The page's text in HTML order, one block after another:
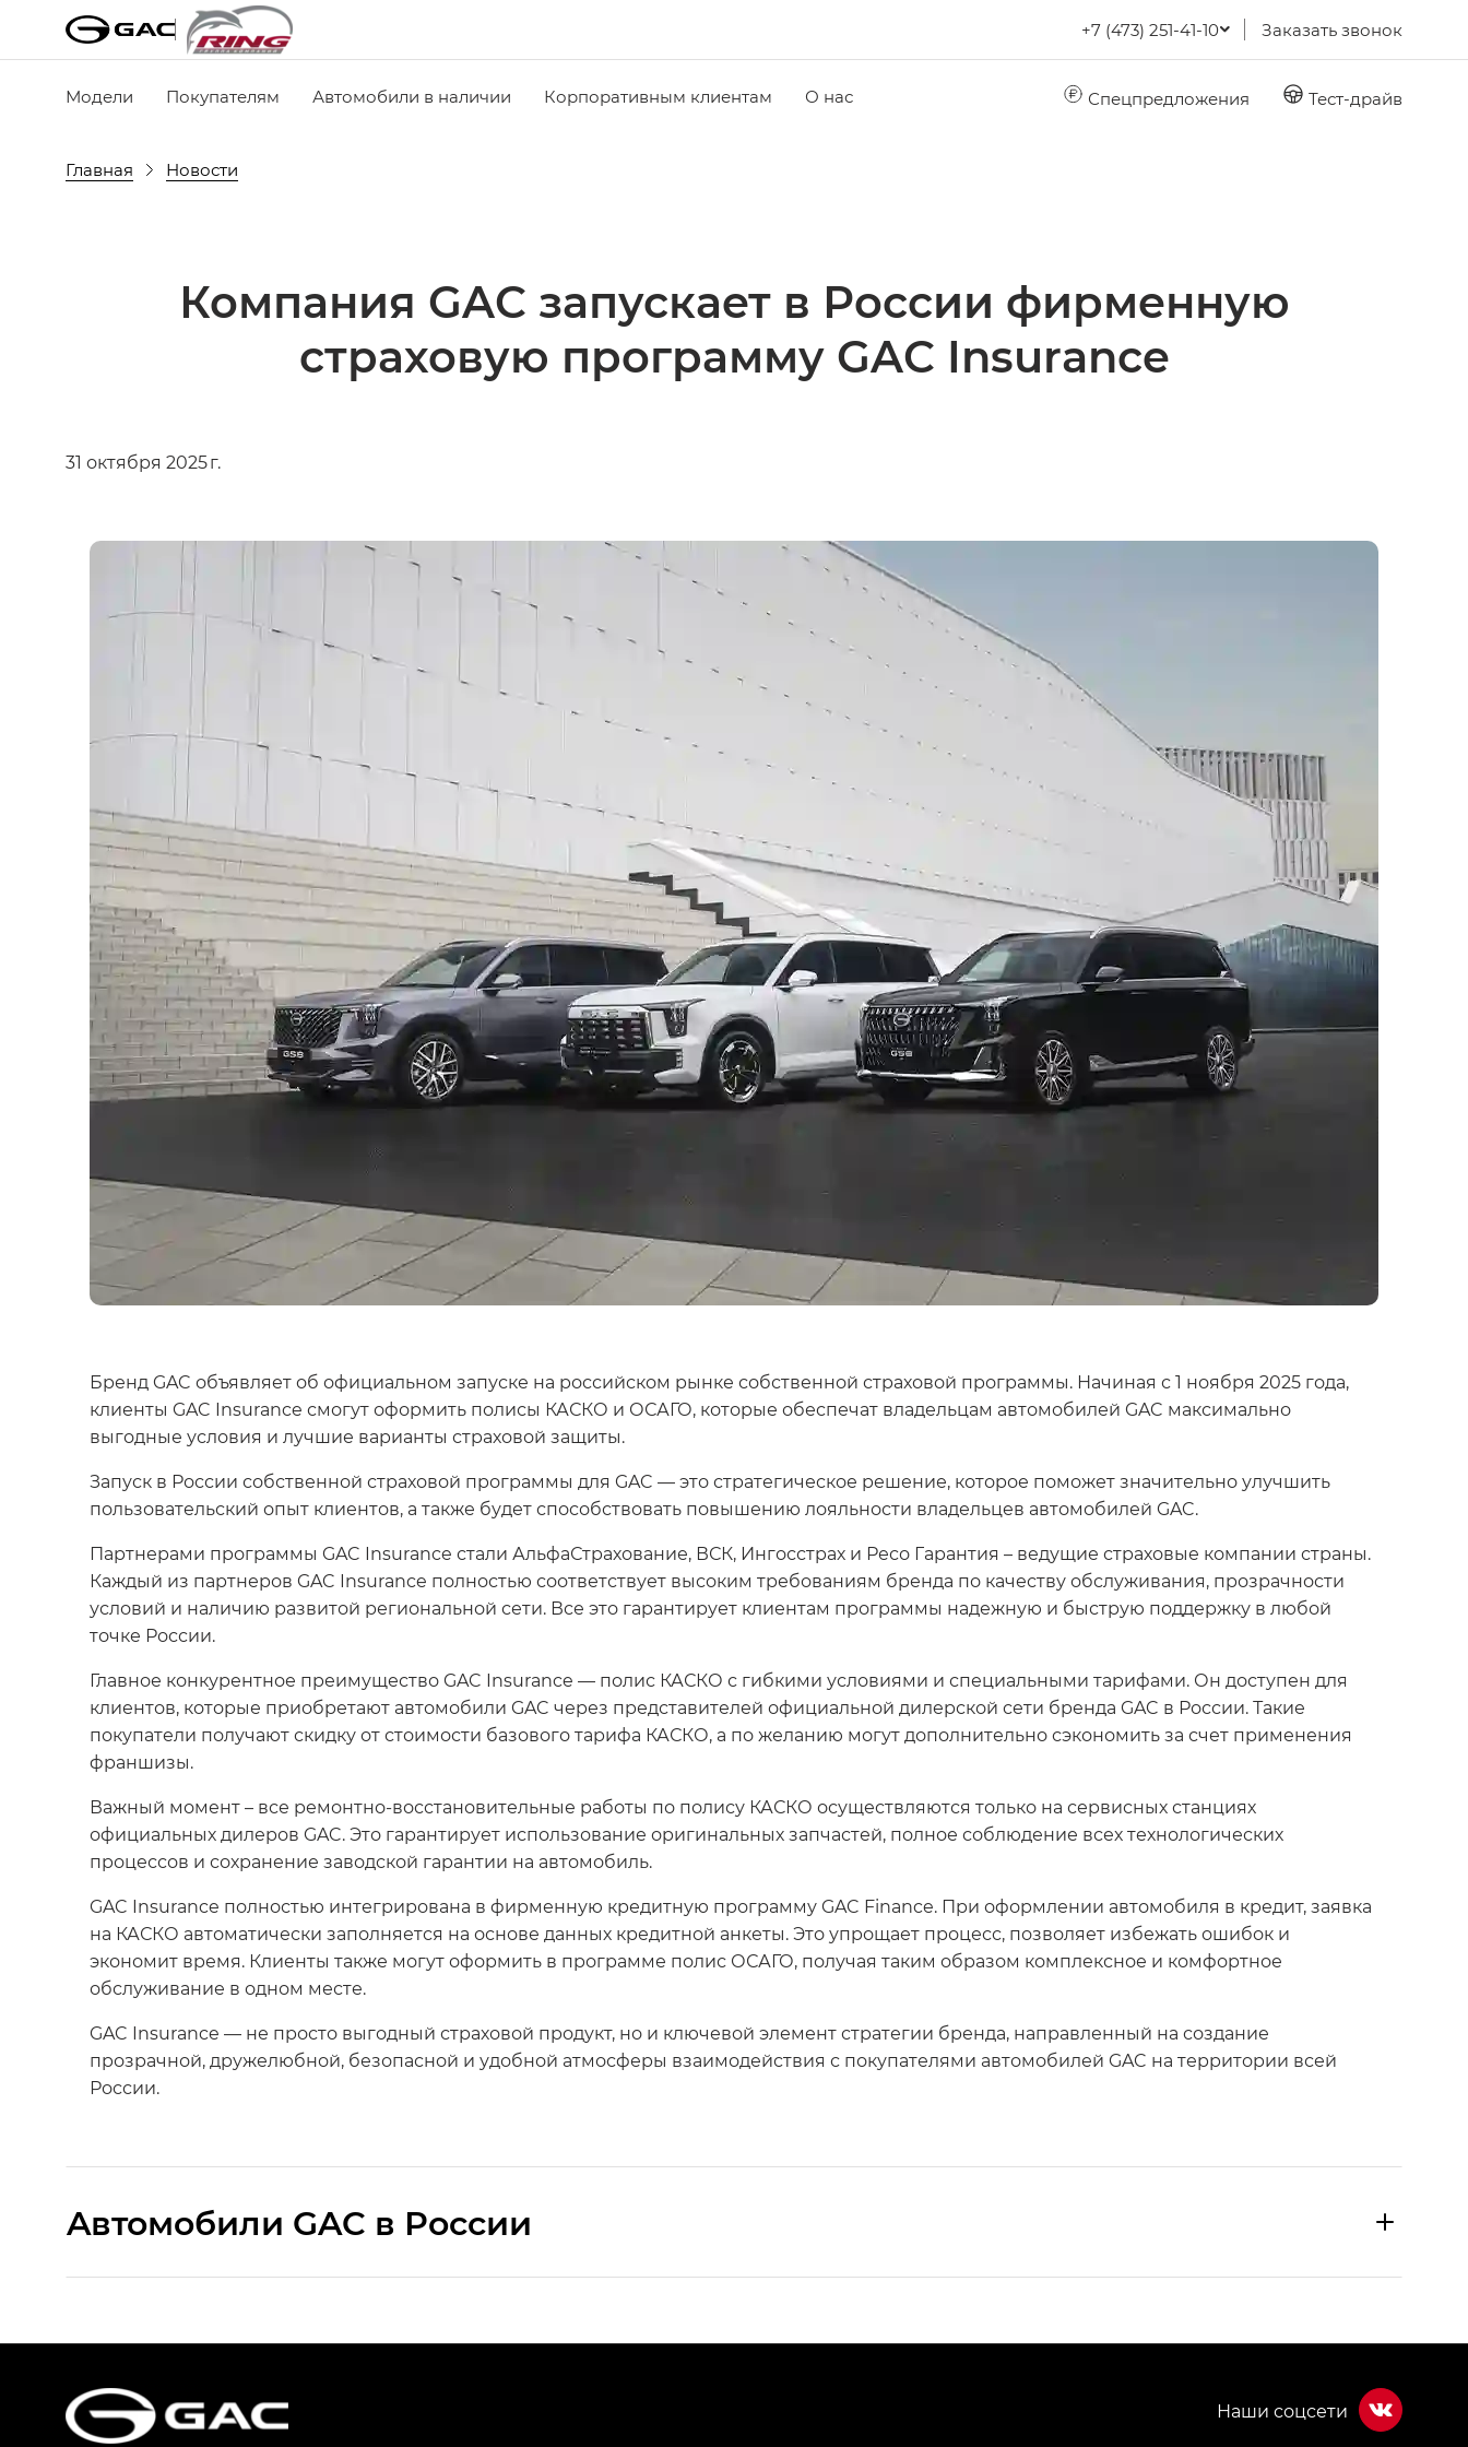
+7 (473) 251-41-10 Заказать звонок
Модели Покупателям Автомобили в наличии Корпоративным клиентам О нас Спецпредложения Тест-драйв
Главная Новости
Компания GAC запускает в России фирменную
страховую программу GAC Insurance
31 октября 2025 г.
Бренд GAC объявляет об официальном запуске на российском рынке собственной страховой программы. Начиная с 1 ноября 2025 года,
клиенты GAC Insurance смогут оформить полисы КАСКО и ОСАГО, которые обеспечат владельцам автомобилей GAC максимально
выгодные условия и лучшие варианты страховой защиты.
Запуск в России собственной страховой программы для GAC — это стратегическое решение, которое поможет значительно улучшить
пользовательский опыт клиентов, а также будет способствовать повышению лояльности владельцев автомобилей GAC.
Партнерами программы GAC Insurance стали АльфаСтрахование, ВСК, Ингосстрах и Ресо Гарантия – ведущие страховые компании страны.
Каждый из партнеров GAC Insurance полностью соответствует высоким требованиям бренда по качеству обслуживания, прозрачности
условий и наличию развитой региональной сети. Все это гарантирует клиентам программы надежную и быструю поддержку в любой
точке России.
Главное конкурентное преимущество GAC Insurance — полис КАСКО с гибкими условиями и специальными тарифами. Он доступен для
клиентов, которые приобретают автомобили GAC через представителей официальной дилерской сети бренда GAC в России. Такие
покупатели получают скидку от стоимости базового тарифа КАСКО, а по желанию могут дополнительно сэкономить за счет применения
франшизы.
Важный момент – все ремонтно-восстановительные работы по полису КАСКО осуществляются только на сервисных станциях
официальных дилеров GAC. Это гарантирует использование оригинальных запчастей, полное соблюдение всех технологических
процессов и сохранение заводской гарантии на автомобиль.
GAC Insurance полностью интегрирована в фирменную кредитную программу GAC Finance. При оформлении автомобиля в кредит, заявка
на КАСКО автоматически заполняется на основе данных кредитной анкеты. Это упрощает процесс, позволяет избежать ошибок и
экономит время. Клиенты также могут оформить в программе полис ОСАГО, получая таким образом комплексное и комфортное
обслуживание в одном месте.
GAC Insurance — не просто выгодный страховой продукт, но и ключевой элемент стратегии бренда, направленный на создание
прозрачной, дружелюбной, безопасной и удобной атмосферы взаимодействия с покупателями автомобилей GAC на территории всей
России.
Aвтомобили GAC в России
HYPTEC HT — Хайптек Эйч Ти (HYPTEC HT) в комплектации Экс ПРЕМИУМ — EX PREMIUM